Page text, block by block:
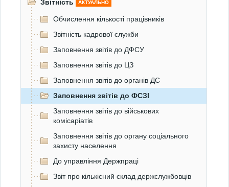
Звітність
АКТУАЛЬНО
Обчислення кількості працівників
Звітність кадрової служби
Заповнення звітів до ДФСУ
Заповнення звітів до ЦЗ
Заповнення звітів до органів ДС
Заповнення звітів до ФСЗІ
Заповнення звітів до військових
комісаріатів
Заповнення звітів до органу соціального
захисту населення
До управління Держпраці
Звіт про кількісний склад держслужбовців